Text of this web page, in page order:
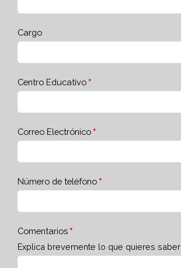
Cargo
Centro Educativo
Correo Electrónico
Número de teléfono
Comentarios
Explica brevemente lo que quieres saber